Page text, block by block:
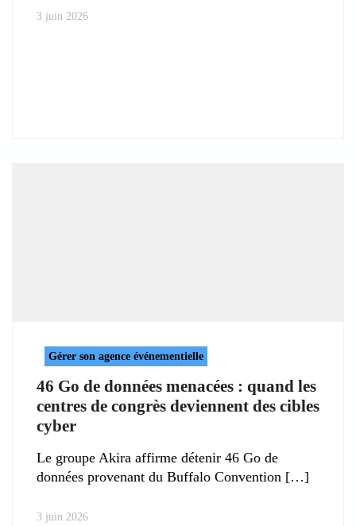
3 juin 2026
Gérer son agence événementielle
46 Go de données menacées : quand les
centres de congrès deviennent des cibles
cyber
Le groupe Akira affirme détenir 46 Go de
données provenant du Buffalo Convention
3 juin 2026